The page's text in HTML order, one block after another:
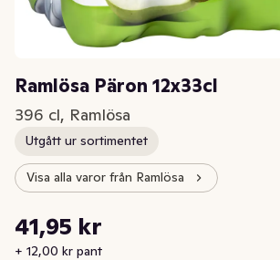
Ramlösa Päron 12x33cl
396 cl, Ramlösa
Utgått ur sortimentet
Visa alla varor från Ramlösa
Nuvarande pris är: 41,95 kr
41,95 kr
+ 12,00 kr pant
Styckpris: 10,59 kr /l